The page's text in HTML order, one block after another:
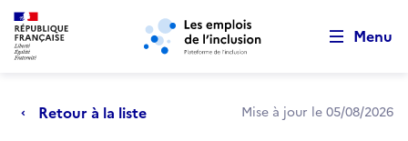
Aller au menu principal Aller au contenu principal
Menu
Retour à la liste Mise à jour le 05/08/2026
Retour au début de la page
Panneau de gestion des cookies